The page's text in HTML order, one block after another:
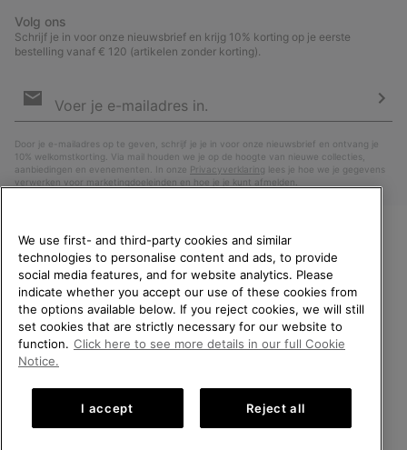
Volg ons
Schrijf je in voor onze nieuwsbrief en krijg 10% korting op je eerste
bestelling vanaf € 120 (artikelen zonder korting).
voor
Door je e-mailadres op te geven, schrijf je je in voor onze nieuwsbrief en ontvang je
10% welkomstkorting. Via mail houden we je op de hoogte van nieuwe collecties,
aanbiedingen en evenementen. In onze
Privacyverklaring lees je hoe we je gegevens
verwerken voor marketingdoeleinden en hoe je je kunt afmelden.
2026SOREL. All rights reserved.
Privacybeleid Gebruiksvoorwaarden Verkoopvoorwaarden
WELKOM BIJ SOREL.
SELECTEER JE
VERZENDLOCATIE.
Online shoppen beschikbaar
Netherlands-English
Online
We use first- and third-party cookies and similar
technologies to personalise content and ads, to provide
social media features, and for website analytics. Please
indicate whether you accept our use of these cookies from
the options available below. If you reject cookies, we will still
set cookies that are strictly necessary for our website to
function. Click here to see more details in our full Cookie
Notice.
I accept Reject all